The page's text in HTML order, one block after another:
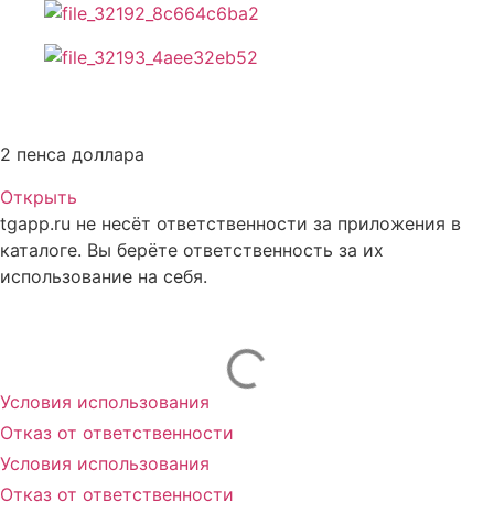
2 пенса доллара
Открыть
tgapp.ru не несёт ответственности за приложения в
каталоге. Вы берёте ответственность за их
использование на себя.
Условия использования
Отказ от ответственности
Условия использования
Отказ от ответственности